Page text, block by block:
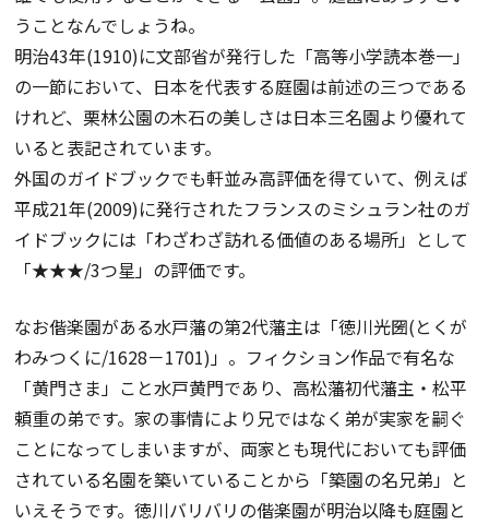
うことなんでしょうね。
明治43年(1910)に文部省が発行した「高等小学読本巻一」
の一節において、日本を代表する庭園は前述の三つである
けれど、栗林公園の木石の美しさは日本三名園より優れて
いると表記されています。
外国のガイドブックでも軒並み高評価を得ていて、例えば
平成21年(2009)に発行されたフランスのミシュラン社のガ
イドブックには「わざわざ訪れる価値のある場所」として
「★★★/3つ星」の評価です。
なお偕楽園がある水戸藩の第2代藩主は「徳川光圀(とくが
わみつくに/1628－1701)」。フィクション作品で有名な
「黄門さま」こと水戸黄門であり、高松藩初代藩主・松平
頼重の弟です。家の事情により兄ではなく弟が実家を嗣ぐ
ことになってしまいますが、両家とも現代においても評価
されている名園を築いていることから「築園の名兄弟」と
いえそうです。徳川バリバリの偕楽園が明治以降も庭園と